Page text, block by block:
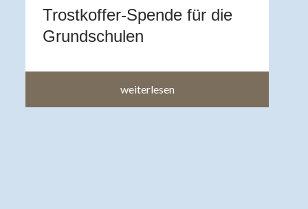
Trostkoffer-Spende für die
Grundschulen
weiterlesen